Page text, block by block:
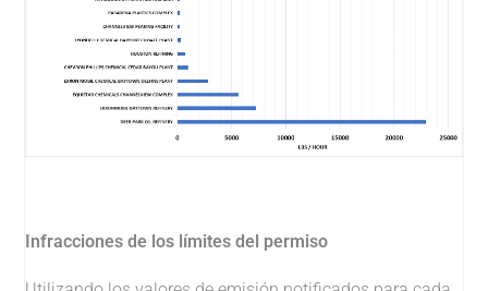
Infracciones de los límites del permiso